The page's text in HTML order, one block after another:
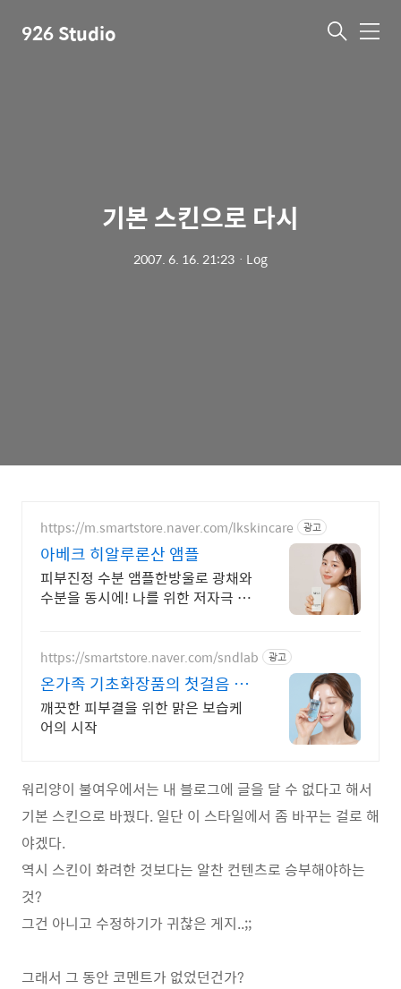
926 Studio 메
기본 스킨으로 다시
2007. 6. 16. 21:23 ㆍ Log
https://m.smartstore.naver.com/lkskincare 광고
아베크 히알루론산 앰플
피부진정 수분 앰플한방울로 광채와
수분을 동시에! 나를 위한 저자극 스
https://smartstore.naver.com/sndlab 광고
온가족 기초화장품의 첫걸음 온
가족 순한 보습케어 파더마
깨끗한 피부결을 위한 맑은 보습케
어의 시작
워리양이 불여우에서는 내 블로그에 글을 달 수 없다고 해서
기본 스킨으로 바꿨다. 일단 이 스타일에서 좀 바꾸는 걸로 해
야겠다.
역시 스킨이 화려한 것보다는 알찬 컨텐츠로 승부해야하는
것?
그건 아니고 수정하기가 귀찮은 게지..;;
그래서 그 동안 코멘트가 없었던건가?